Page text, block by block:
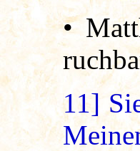
•
11]